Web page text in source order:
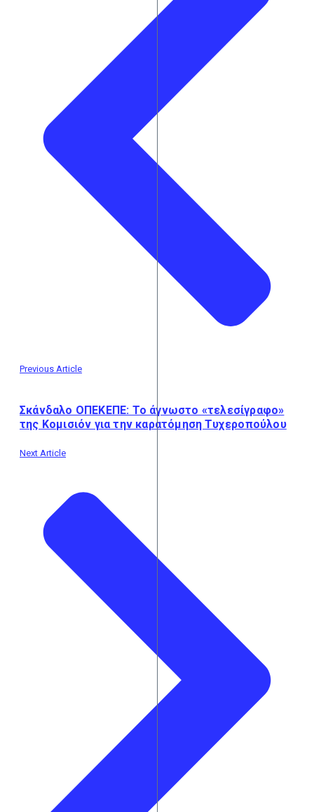
Previous Article
Σκάνδαλο ΟΠΕΚΕΠΕ: Το άγνωστο «τελεσίγραφο»
της Κομισιόν για την καρατόμηση Τυχεροπούλου
Next Article